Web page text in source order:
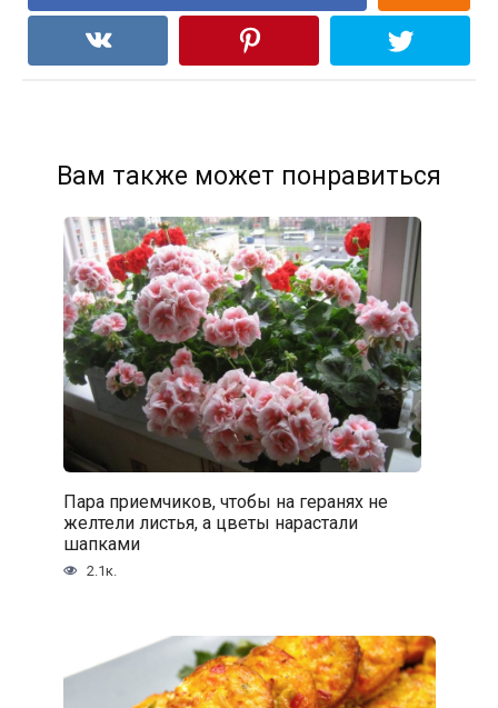
Вам также может понравиться
Пара приемчиков, чтобы на геранях не
желтели листья, а цветы нарастали
шапками
2.1к.